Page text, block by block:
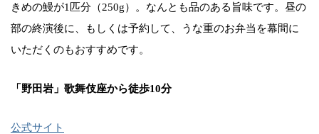
きめの鰻が1匹分（250g）。なんとも品のある旨味です。昼の
部の終演後に、もしくは予約して、うな重のお弁当を幕間に
いただくのもおすすめです。
「野田岩」歌舞伎座から徒歩10分
公式サイト